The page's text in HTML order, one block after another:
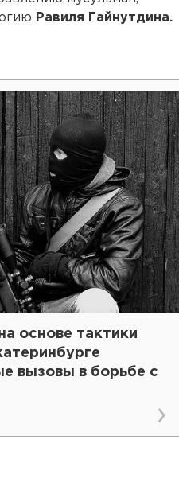
Равиля Гайнутдина.
основе тактики
вызовы в борьбе с